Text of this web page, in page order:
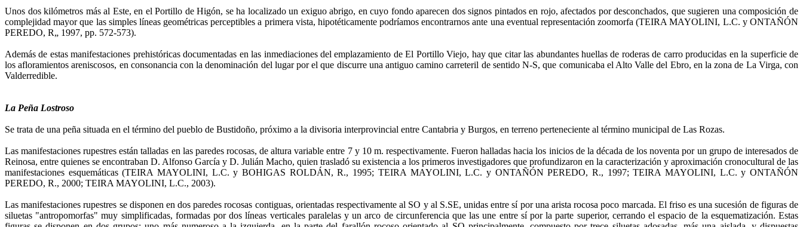
Unos dos kilómetros más al Este, en el Portillo de Higón, se ha localiza­do un exiguo abrigo, en cuyo fondo aparecen dos signos pintados en rojo, afectados por desconchados, que su­gieren una composición de
compleji­dad mayor que las simples líneas ge­ométricas perceptibles a primera vis­ta, hipotéticamente podríamos encontrarnos ante una eventual representación zoomorfa (TEIRA MAYOLINI, L.C. y ONTAÑÓN
PEREDO, R„ 1997, pp. 572-573).
Además de estas manifestaciones prehistóricas documenta­das en las inmediaciones del emplazamiento de El Portillo Vie­jo, hay que citar las abundantes hue­llas de roderas de carro producidas en la superficie de
los afloramientos areniscosos, en consonancia con la denominación del lugar por el que discurre una antiguo camino carrete­ril de sentido N-S, que comunicaba el Alto Valle del Ebro, en la zona de La Virga, con
Valderredible.
La Peña Lostroso
Se trata de una peña situa­da en el término del pue­blo de Bustidoño, próxi­mo a la divisoria interprovincial entre Cantabria y Burgos, en terreno perte­neciente al término municipal de Las Rozas.
Las manifestaciones rupestres están talladas en las paredes rocosas, de altura variable entre 7 y 10 m. respectivamente. Fue­ron halladas hacia los inicios de la década de los noventa por un grupo de interesados de
Reinosa, entre quienes se encontraban D. Alfonso García y D. Julián Macho, quien trasladó su existen­cia a los primeros investigadores que profundizaron en la carac­terización y aproximación cronocultural de las
manifestaciones esquemáticas (TEIRA MAYOLINI, L.C. y BOHIGAS ROLDÁN, R., 1995; TEIRA MAYOLINI, L.C. y ONTAÑÓN PEREDO, R., 1997; TEIRA MAYOLINI, L.C. y ONTAÑÓN
PEREDO, R., 2000; TEIRA MAYOLINI, L.C., 2003).
Las manifestaciones rupestres se disponen en dos paredes rocosas contiguas, orientadas respectivamente al SO y al S.SE, unidas entre sí por una arista rocosa poco marcada. El friso es una sucesión de figuras de
siluetas "antropomorfas" muy sim­plificadas, formadas por dos líneas verticales paralelas y un arco de circunferencia que las une entre sí por la parte superior, ce­rrando el espacio de la esquematización. Estas